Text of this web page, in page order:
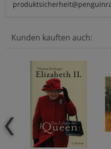
Kunden kauften auch: